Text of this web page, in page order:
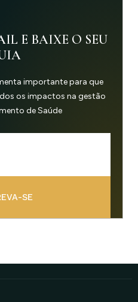
E BAIXE O SEU
importante para que
os impactos na gestão
de Saúde
SE